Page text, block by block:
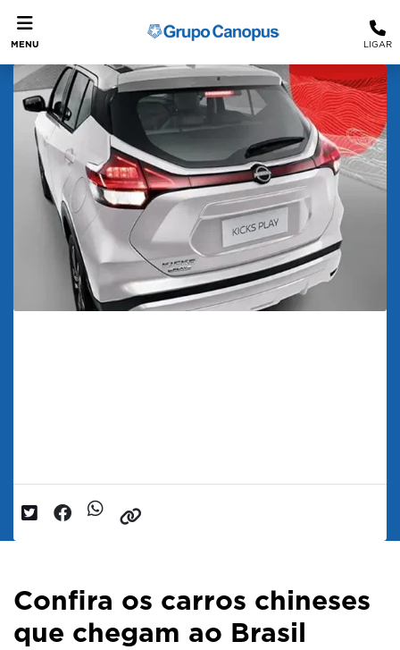
MENU LIGAR
Confira os carros chineses
que chegam ao Brasil